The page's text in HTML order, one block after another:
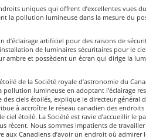
uniques qui offrent d’excellentes vues
la pollution lumineuse dans la mesure du
d’éclairage artificiel pour des raisons de
de luminaires sécuritaires pour le
ambre et possèdent un écran qui dirige la
de la Société royale d’astronomie du
pollution lumineuse en adoptant l’éclairage
des ciels étoilés, explique le directeur général
à accroître le réseau canadien des
ciel étoilé. La Société est ravie d’accueillir le
récent. Nous sommes impatients de
aux Canadiens d’avoir un endroit où admirer